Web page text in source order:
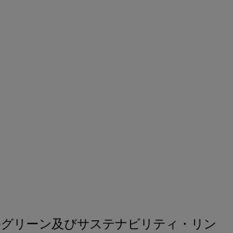
リーン及びサステナビリティ・リン